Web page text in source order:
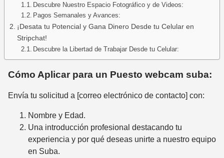
Descubre Nuestro Espacio Fotográfico y de Videos:
Pagos Semanales y Avances:
¡Desata tu Potencial y Gana Dinero Desde tu Celular en
Stripchat!
Descubre la Libertad de Trabajar Desde tu Celular:
Cómo Aplicar para un Puesto webcam suba:
Envía tu solicitud a [correo electrónico de contacto] con:
Nombre y Edad.
Una introducción profesional destacando tu
experiencia y por qué deseas unirte a nuestro equipo
en Suba.